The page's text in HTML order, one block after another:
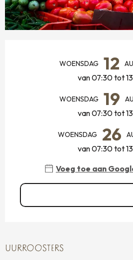
WOENSDAG 12
van 07:30 tot
WOENSDAG 19
van 07:30 tot
WOENSDAG 26
van 07:30 tot
Voeg toe aan
UURROOSTERS